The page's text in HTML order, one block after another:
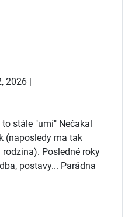
2026 |
stále "umí" Nečakal
(naposledy ma tak
Posledné roky
postavy... Parádna